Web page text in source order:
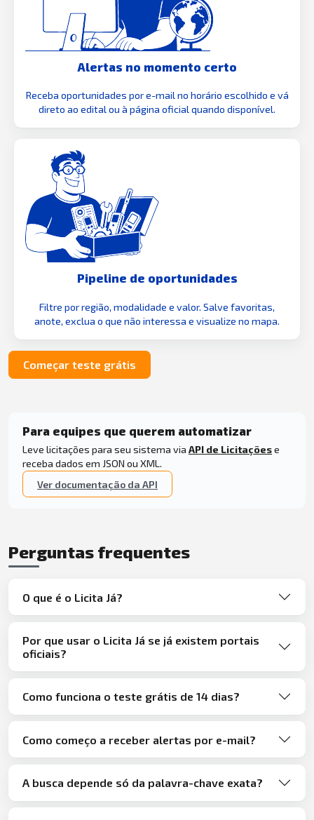
Alertas no momento certo
Receba oportunidades por e-mail no horário escolhido e vá
direto ao edital ou à página oficial quando disponível.
Pipeline de oportunidades
Filtre por região, modalidade e valor. Salve favoritas,
anote, exclua o que não interessa e visualize no mapa.
Começar teste grátis
Para equipes que querem automatizar
Leve licitações para seu sistema via API de Licitaçõese
receba dados em JSON ou XML.
Ver documentação da API
Perguntas frequentes
O que é o Licita Já?
Por que usar o Licita Já se já existem portais
oficiais?
Como funciona o teste grátis de 14 dias?
Como começo a receber alertas por e-mail?
A busca depende só da palavra-chave exata?